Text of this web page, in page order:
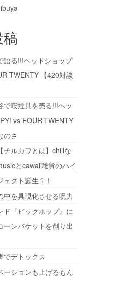
稿
語る!!!ヘッドショップ
TWENTY 【420対談
で喫煙具を売る!!!ヘッ
vs FOUR TWENTY
のさ
チルカワとは】chillな
とcawaii雑貨のハイ
ェクト誕生？！
中を具現化させる呪力
ド『ビックホップ』に
ーンバケットを創り出
でデトックス
ーションも上げるもん